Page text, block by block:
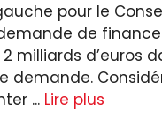
pour le
de
milliards d’euros
demande.
... Lire plus